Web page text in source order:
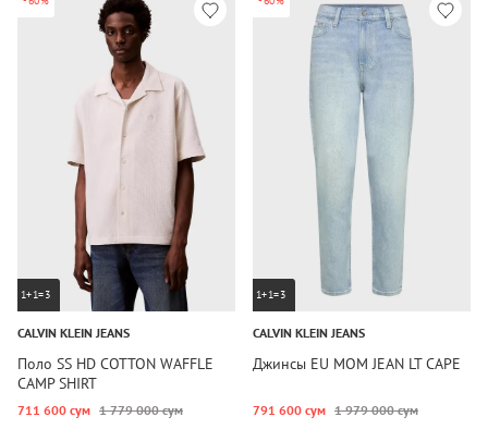
1+1=3
CALVIN KLEIN JEANS
Поло SS HD COTTON WAFFLE
CAMP SHIRT
711 600 сум 1 779 000 сум
1+1=3
CALVIN KLEIN JEANS
Джинсы EU MOM JEAN LT CAPE
791 600 сум 1 979 000 сум